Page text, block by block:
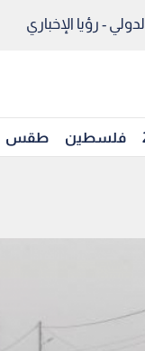
- رؤيا الإخباري
فلسطين طقس